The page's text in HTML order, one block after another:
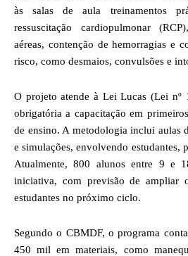
às salas de aula treinamentos
ressuscitação cardiopulmonar
aéreas, contenção de hemorragias e
risco, como desmaios, convulsões e
O projeto atende à Lei Lucas (Lei nº
obrigatória a capacitação em
de ensino. A metodologia inclui aulas
e simulações, envolvendo estudantes,
Atualmente, 800 alunos entre 9 e
iniciativa, com previsão de ampliar
estudantes no próximo ciclo.
Segundo o CBMDF, o programa
450 mil em materiais, como